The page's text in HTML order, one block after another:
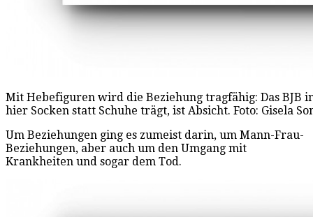
Mit Hebefiguren wird die Beziehung tragfähig: Das BJB
hier Socken statt Schuhe trägt, ist Absicht. Foto: Gisela
Um Beziehungen ging es zumeist darin, um Mann-Frau-
Beziehungen, aber auch um den Umgang mit
Krankheiten und sogar dem Tod.